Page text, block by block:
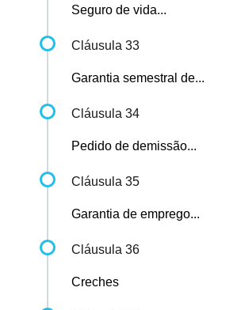
Seguro de vida...
Cláusula 33
Garantia semestral de...
Cláusula 34
Pedido de demissão...
Cláusula 35
Garantia de emprego...
Cláusula 36
Creches